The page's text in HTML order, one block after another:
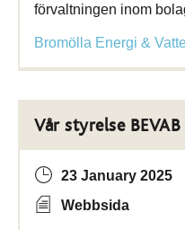
förvaltningen inom
Bromölla Energi &
Vår styrelse BEVAB
23 January 2025
Webbsida